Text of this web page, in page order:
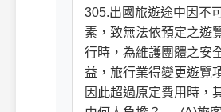
305.出國旅遊途中因不
素，致無法依預定之遊
行時，為維護團體之安
益，旅行業得變更遊覽
因此超過原定費用時，